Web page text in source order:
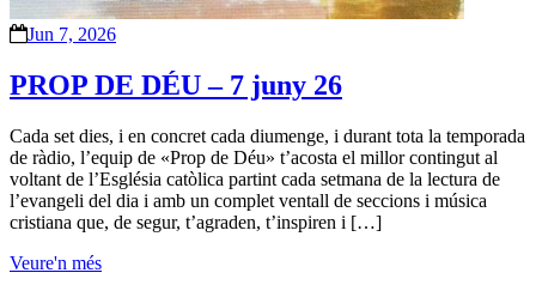
Jun 7, 2026
PROP DE DÉU – 7 juny 26
Cada set dies, i en concret cada diumenge, i durant tota la temporada
de ràdio, l’equip de «Prop de Déu» t’acosta el millor contingut al
voltant de l’Església catòlica partint cada setmana de la lectura de
l’evangeli del dia i amb un complet ventall de seccions i música
cristiana que, de segur, t’agraden, t’inspiren i […]
Veure'n més